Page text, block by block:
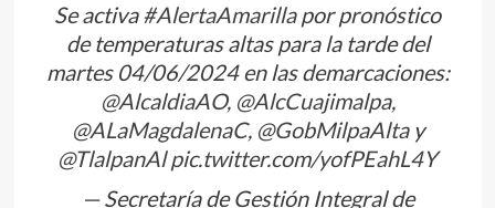
Se activa#AlertaAmarillapor pronóstico
de temperaturas altas para la tarde del
martes 04/06/2024 en las demarcaciones:
@AlcaldiaAO, @AlcCuajimalpa,
@ALaMagdalenaC, @GobMilpaAltay
@TlalpanAl pic.twitter.com/yofPEahL4Y
— Secretaría de Gestión Integral de